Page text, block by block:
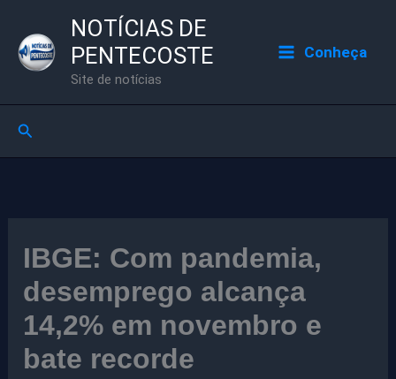
para
NOTÍCIAS DE
PENTECOSTE
Site de notícias
Conheça
Pesquisar
IBGE: Com pandemia,
desemprego alcança
14,2% em novembro e
bate recorde